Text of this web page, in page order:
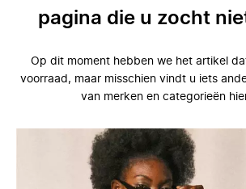
pagina die u zocht
Op dit moment hebben we het artikel
voorraad, maar misschien vindt u iets
van merken en categorieën